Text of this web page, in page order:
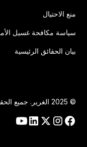
منع الاحتيال
سياسة مكافحة غسيل الأموال
بيان الحقائق الرئيسية